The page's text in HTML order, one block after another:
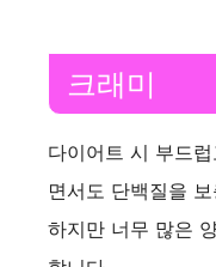
크래미
다이어트 시 부드
면서도 단백질을
하지만 너무 많은